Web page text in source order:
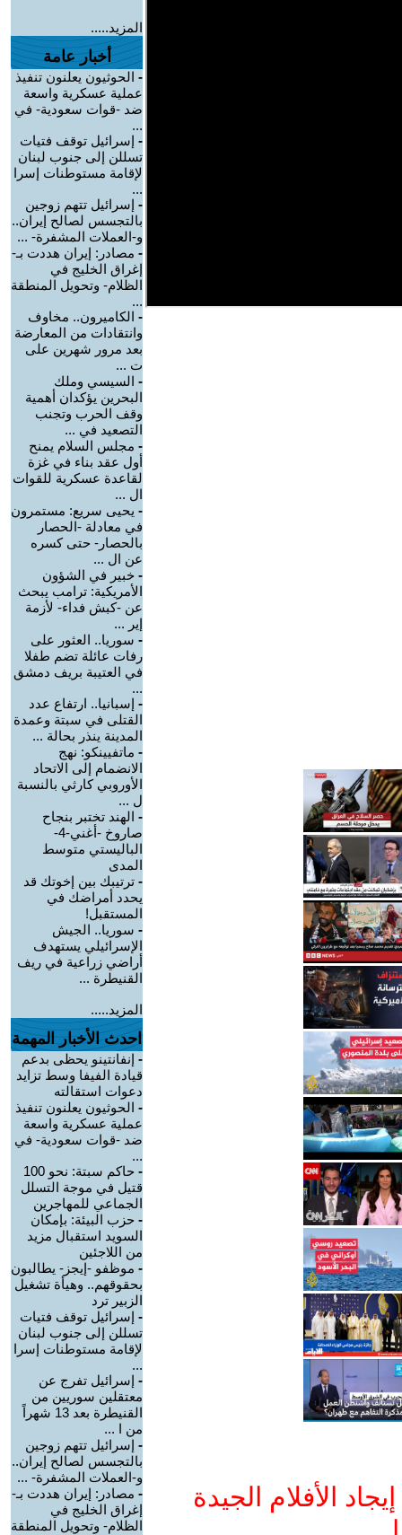
الأفلام الجيدة
المزيد.....
أخبار عامة
- الحوثيون يعلنون تنفيذ
عملية عسكرية واسعة
ضد -قوات سعودية- في
...
- إسرائيل توقف فتيات
تسللن إلى جنوب لبنان
لإقامة مستوطنات إسرا
...
- إسرائيل تتهم زوجين
بالتجسس لصالح إيران..
و-العملات المشفرة- ...
- مصادر: إيران هددت بـ-
إغراق الخليج في
الظلام- وتحويل المنطقة
...
- الكاميرون.. مخاوف
وانتقادات من المعارضة
بعد مرور شهرين على
ت ...
- السيسي وملك
البحرين يؤكدان أهمية
وقف الحرب وتجنب
التصعيد في ...
- مجلس السلام يمنح
أول عقد بناء في غزة
لقاعدة عسكرية للقوات
ال ...
- يحيى سريع: مستمرون
في معادلة -الحصار
بالحصار- حتى كسره
عن ال ...
- خبير في الشؤون
الأمريكية: ترامب يبحث
عن -كبش فداء- لأزمة
إير ...
- سوريا.. العثور على
رفات عائلة تضم طفلا
في العتيبة بريف دمشق
...
- إسبانيا.. ارتفاع عدد
القتلى في سبتة وعمدة
المدينة ينذر بحالة ...
- ماتفيينكو: نهج
الانضمام إلى الاتحاد
الأوروبي كارثي بالنسبة
ل ...
- الهند تختبر بنجاح
صاروخ -أغني-4-
الباليستي متوسط
المدى
- ترتيبك بين إخوتك قد
يحدد أمراضك في
المستقبل!
- سوريا.. الجيش
الإسرائيلي يستهدف
أراضي زراعية في ريف
القنيطرة ...
المزيد.....
احدث الأخبار المهمة
- إنفانتينو يحظى بدعم
قيادة الفيفا وسط تزايد
دعوات استقالته
- الحوثيون يعلنون تنفيذ
عملية عسكرية واسعة
ضد -قوات سعودية- في
...
-
حاكم سبتة: نحو 100
قتيل في موجة التسلل
الجماعي للمهاجرين
- حزب البيئة: بإمكان
السويد استقبال مزيد
من اللاجئين
- موظفو -إيجز- يطالبون
بحقوقهم.. وهيأة تشغيل
الزبير ترد
- إسرائيل توقف فتيات
تسللن إلى جنوب لبنان
لإقامة مستوطنات إسرا
...
- إسرائيل تفرج عن
معتقلين سوريين من
القنيطرة بعد 13 شهراً
من ا ...
- إسرائيل تتهم زوجين
بالتجسس لصالح إيران..
و-العملات المشفرة- ...
- مصادر: إيران هددت بـ-
إغراق الخليج في
الظلام- وتحويل المنطقة